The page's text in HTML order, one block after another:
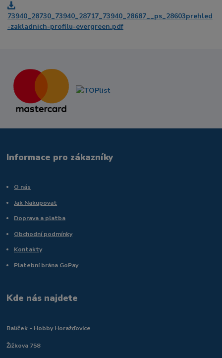
73940_28730_73940_28717_73940_28687__ps_28603prehled
-zakladnich-profilu-evergreen.pdf
Informace pro zákazníky
O nás
Jak Nakupovat
Doprava a platba
Obchodní podmínky
Kontakty
Platební brána GoPay
Kde nás najdete
Balíček - Hobby Horažďovice
Žižkova 758